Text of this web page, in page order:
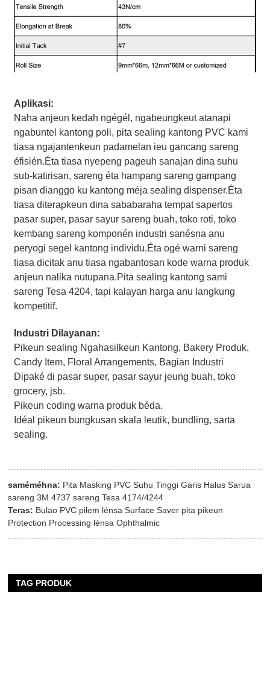
Aplikasi:
Naha anjeun kedah ngégél, ngabeungkeut atanapi
ngabuntel kantong poli, pita sealing kantong PVC kami
tiasa ngajantenkeun padamelan ieu gancang sareng
éfisién.Éta tiasa nyepeng pageuh sanajan dina suhu
sub-katirisan, sareng éta hampang sareng gampang
pisan dianggo ku kantong méja sealing dispenser.Éta
tiasa diterapkeun dina sababaraha tempat sapertos
pasar super, pasar sayur sareng buah, toko roti, toko
kembang sareng komponén industri sanésna anu
peryogi segel kantong individu.Éta ogé warni sareng
tiasa dicitak anu tiasa ngabantosan kode warna produk
anjeun nalika nutupana.Pita sealing kantong sami
sareng Tesa 4204, tapi kalayan harga anu langkung
kompetitif.
Industri Dilayanan:
Pikeun sealing Ngahasilkeun Kantong, Bakery Produk,
Candy Item, Floral Arrangements, Bagian Industri
Dipaké di pasar super, pasar sayur jeung buah, toko
grocery, jsb.
Pikeun coding warna produk béda.
Idéal pikeun bungkusan skala leutik, bundling, sarta
sealing.
saméméhna: Pita Masking PVC Suhu Tinggi Garis Halus Sarua
sareng 3M 4737 sareng Tesa 4174/4244
Teras: Bulao PVC pilem lénsa Surface Saver pita pikeun
Protection Processing lénsa Ophthalmic
TAG PRODUK